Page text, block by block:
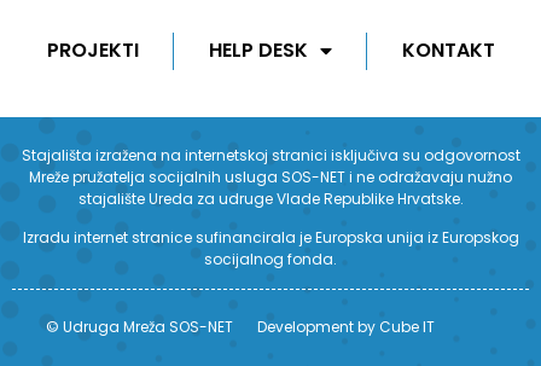
PROJEKTI HELP DESK KONTAKT
Stajališta izražena na internetskoj stranici isključiva su odgovornost
Mreže pružatelja socijalnih usluga SOS-NET i ne odražavaju nužno
stajalište Ureda za udruge Vlade Republike Hrvatske.
Izradu internet stranice sufinancirala je Europska unija iz Europskog
socijalnog fonda.
© Udruga Mreža SOS-NET Development by Cube IT